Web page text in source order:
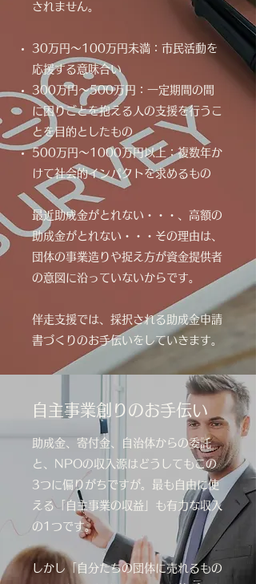
されません。
30万円～100万円未満：市民活動を
応援する意味合い
300万円～500万円：一定期間の間
に困りごとを抱える人の支援を行うこ
とを目的としたもの
500万円～1000万円以上：複数年か
けて社会的インパクトを求めるもの
最近助成金がとれない・・・、高額の
助成金がとれない・・・その理由は、
団体の事業造りや捉え方が資金提供者
の意図に沿っていないからです。
伴走支援では、採択される助成金申請
書づくりのお手伝いをしていきます。
自主事業創りのお手伝い
助成金、寄付金、自治体からの委託
と、NPOの収入源はどうしてもこの
3つに偏りがちですが。最も自由に使
える「自主事業の収益」も有力な収入
の1つです。
しかし「自分たちの団体に売れるもの